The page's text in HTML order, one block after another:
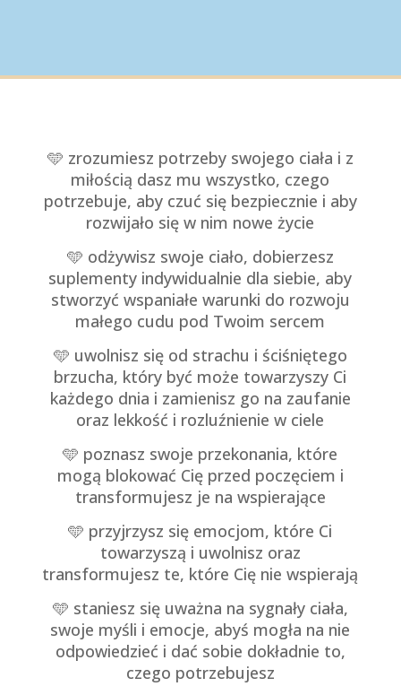
🩵 zrozumiesz potrzeby swojego ciała i z
miłością dasz mu wszystko, czego
potrzebuje, aby czuć się bezpiecznie i aby
rozwijało się w nim nowe życie
🩵 odżywisz swoje ciało, dobierzesz
suplementy indywidualnie dla siebie, aby
stworzyć wspaniałe warunki do rozwoju
małego cudu pod Twoim sercem
🩵 uwolnisz się od strachu i ściśniętego
brzucha, który być może towarzyszy Ci
każdego dnia i zamienisz go na zaufanie
oraz lekkość i rozluźnienie w ciele
🩵 poznasz swoje przekonania, które
mogą blokować Cię przed poczęciem i
transformujesz je na wspierające
🩵 przyjrzysz się emocjom, które Ci
towarzyszą i uwolnisz oraz
transformujesz te, które Cię nie wspierają
🩵 staniesz się uważna na sygnały ciała,
swoje myśli i emocje, abyś mogła na nie
odpowiedzieć i dać sobie dokładnie to,
czego potrzebujesz